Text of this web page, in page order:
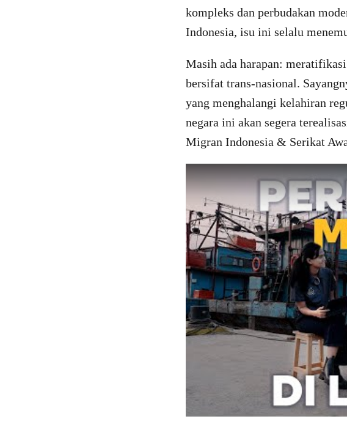
kompleks dan perbudakan
Indonesia, isu ini selalu
Masih ada harapan:
bersifat trans-nasional.
yang menghalangi kelahiran
negara ini akan segera
Migran Indonesia & Serikat